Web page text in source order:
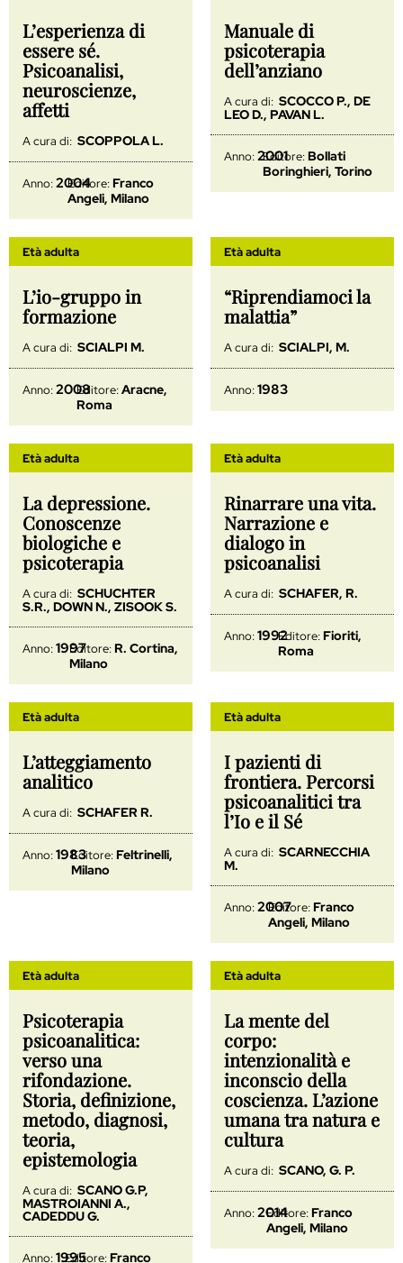
L’esperienza di
essere sé.
Psicoanalisi,
neuroscienze,
affetti
A cura di: SCOPPOLA L.
Anno:2004
Editore:Franco
Angeli, Milano
Manuale di
psicoterapia
dell’anziano
A cura di: SCOCCO P., DE
LEO D., PAVAN L.
Anno:2001
Editore:Bollati
Boringhieri, Torino
Età adulta
L’io-gruppo in
formazione
A cura di: SCIALPI M.
Anno:2008Editore:Aracne,
Roma
Età adulta
“Riprendiamoci la
malattia”
A cura di: SCIALPI, M.
Anno:1983
Età adulta
La depressione.
Conoscenze
biologiche e
psicoterapia
A cura di: SCHUCHTER
S.R., DOWN N., ZISOOK S.
Anno:1997Editore:R. Cortina,
Milano
Età adulta
Rinarrare una vita.
Narrazione e
dialogo in
psicoanalisi
A cura di: SCHAFER, R.
Anno:1992Editore:Fioriti,
Roma
Età adulta
L’atteggiamento
analitico
A cura di: SCHAFER R.
Anno:1983Editore:Feltrinelli,
Milano
Età adulta
I pazienti di
frontiera. Percorsi
psicoanalitici tra
l’Io e il Sé
A cura di: SCARNECCHIA
M.
Anno:2007
Editore:Franco
Angeli, Milano
Età adulta
Psicoterapia
psicoanalitica:
verso una
rifondazione.
Storia, definizione,
metodo, diagnosi,
teoria,
epistemologia
A cura di: SCANO G.P,
MASTROIANNI A.,
CADEDDU G.
Anno:1995
Editore:Franco
Età adulta
La mente del
corpo:
intenzionalità e
inconscio della
coscienza. L’azione
umana tra natura e
cultura
A cura di: SCANO, G. P.
Anno:2014
Editore:Franco
Angeli, Milano